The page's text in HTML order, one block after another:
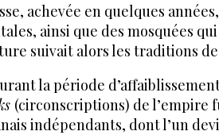
achevée en quelques
ainsi que des mosquées
suivait alors les traditions
la période
(circonscriptions) de l’empire
indépendants, dont l’un